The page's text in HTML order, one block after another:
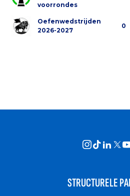
voorrondes
Oefenwedstrijden
2026-2027
0
STRUCTURELE